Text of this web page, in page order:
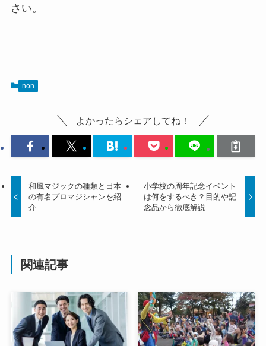
さい。
non
よかったらシェアしてね！
和風マジックの種類と日本
の有名プロマジシャンを紹
介
小学校の周年記念イベント
は何をするべき？目的や記
念品から徹底解説
関連記事